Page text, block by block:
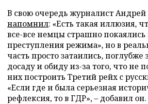
В свою очередь журналист
напомнил: «Есть такая иллюзия,
все-все немцы страшно покаялись
преступления режима», но в
часть просто затаились, поглубже
досаду и обиду из-за того, что не
них построить Третий рейх с
«Если где и была серьезная
рефлексия, то в ГДР», – добавил он.